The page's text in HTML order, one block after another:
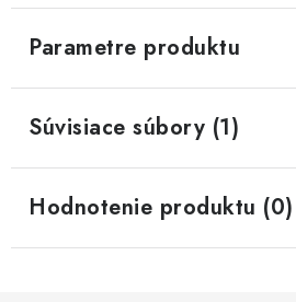
Parametre produktu
Súvisiace súbory (1)
Hodnotenie produktu (0)